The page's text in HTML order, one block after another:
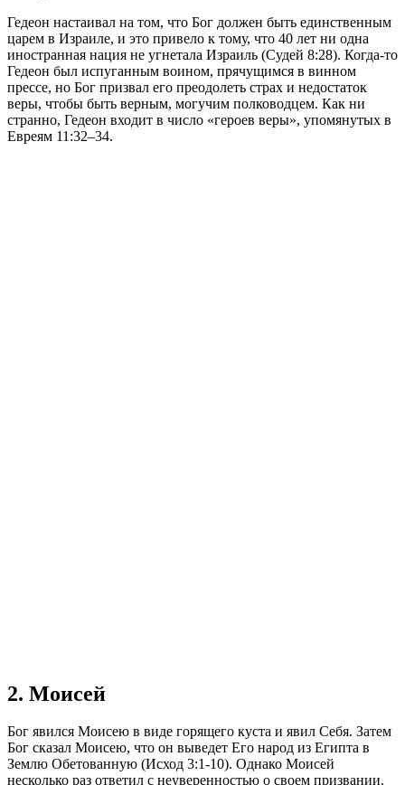
Гедеон настаивал на том, что Бог должен быть единственным
царем в Израиле, и это привело к тому, что 40 лет ни одна
иностранная нация не угнетала Израиль (Судей 8:28). Когда-то
Гедеон был испуганным воином, прячущимся в винном
прессе, но Бог призвал его преодолеть страх и недостаток
веры, чтобы быть верным, могучим полководцем. Как ни
странно, Гедеон входит в число «героев веры», упомянутых в
Евреям 11:32–34.
2. Моисей
Бог явился Моисею в виде горящего куста и явил Себя. Затем
Бог сказал Моисею, что он выведет Его народ из Египта в
Землю Обетованную (Исход 3:1-10). Однако Моисей
несколько раз ответил с неуверенностью о своем призвании.